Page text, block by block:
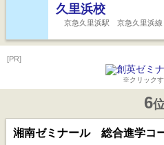
久里浜校
京急久里浜駅 京急久里浜線
[PR]
※クリックす
6
湘南ゼミナール 総合進学コ